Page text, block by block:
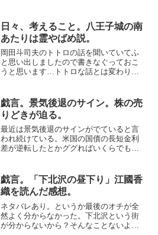
りるのにlightningを使う意味はあ...
日々、考えること。八王子城の南
あたりは霊やばめ説。
岡田斗司夫のトトロの話を聞いていてふ
と思い出しましたので書きなぐっておこ
うと思います…トトロな話とは変わりま
そのものがヤバいわけではない誤解しな
いで欲しい点は、多摩霊園...
戯言。景気後退のサイン。株の売
りどきが迫る。
最近は景気後退のサインがでていると言
われ続けている。米国の国債の長短金利
差が逆転したとかググればいくらでもで
経新聞が推してくるのが、アーロンチェ
アが安くなったというニュ...
戯言。「下北沢の昼下り」江國香
織を読んだ感想。
ネタバレあり。というか最後のオチが全
然よく分からなかった。下北沢という街
が分からないから？そんなことないよう